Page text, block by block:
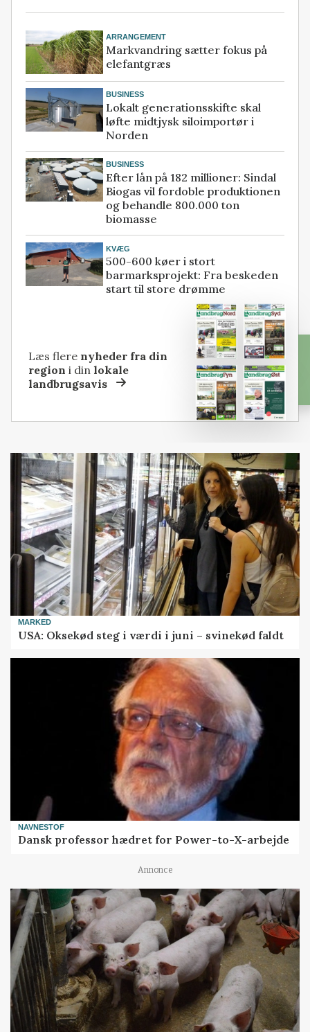
ARRANGEMENT
Markvandring sætter fokus på
elefantgræs
BUSINESS
Lokalt generationsskifte skal
løfte midtjysk siloimportør i
Norden
BUSINESS
Efter lån på 182 millioner: Sindal
Biogas vil fordoble produktionen
og behandle 800.000 ton
biomasse
KVÆG
500-600 køer i stort
barmarksprojekt: Fra beskeden
start til store drømme
Læs flere nyheder fra din
region i dinlokale
landbrugsavis
MARKED
USA: Oksekød steg i værdi i juni – svinekød faldt
NAVNESTOF
Dansk professor hædret for Power-to-X-arbejde
Annonce